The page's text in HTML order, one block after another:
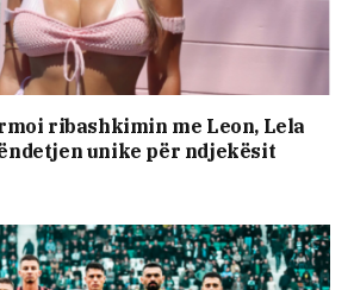
ribashkimin me Leon, Lela
unike për ndjekësit